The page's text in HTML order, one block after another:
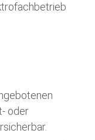
oder